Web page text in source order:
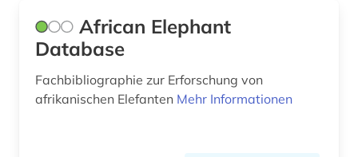
biosphärenreservat rhön (1)
biostatistik (1)
biotechnologie (21)
African Elephant
Database
Fachbibliographie zur Erforschung von
afrikanischen Elefanten Mehr Informationen